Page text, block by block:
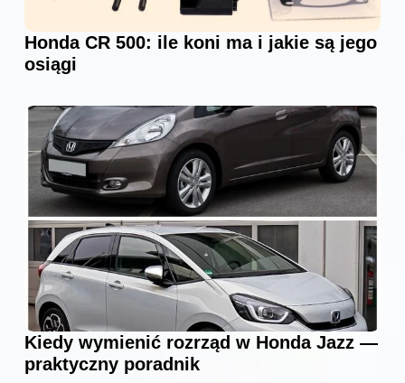
Honda CR 500: ile koni ma i jakie są jego
osiągi
Kiedy wymienić rozrząd w Honda Jazz —
praktyczny poradnik